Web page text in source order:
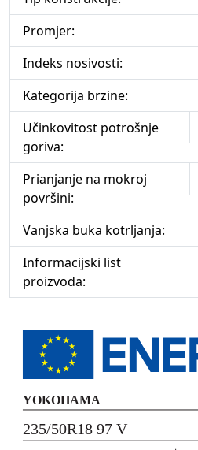
Promjer:
Indeks nosivosti:
Kategorija brzine:
Učinkovitost potrošnje
goriva:
Prianjanje na mokroj
površini:
Vanjska buka kotrljanja:
Informacijski list
proizvoda: